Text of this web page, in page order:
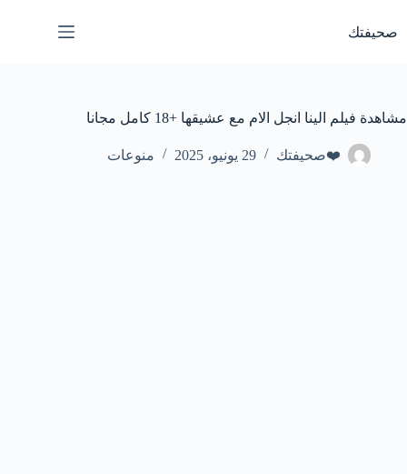
المحتوى
صحيفتك
مشاهدة فيلم الينا انجل الام مع عشيقها +18 كامل مجانا
❤️صحيفتك 29 يونيو، 2025 منوعات